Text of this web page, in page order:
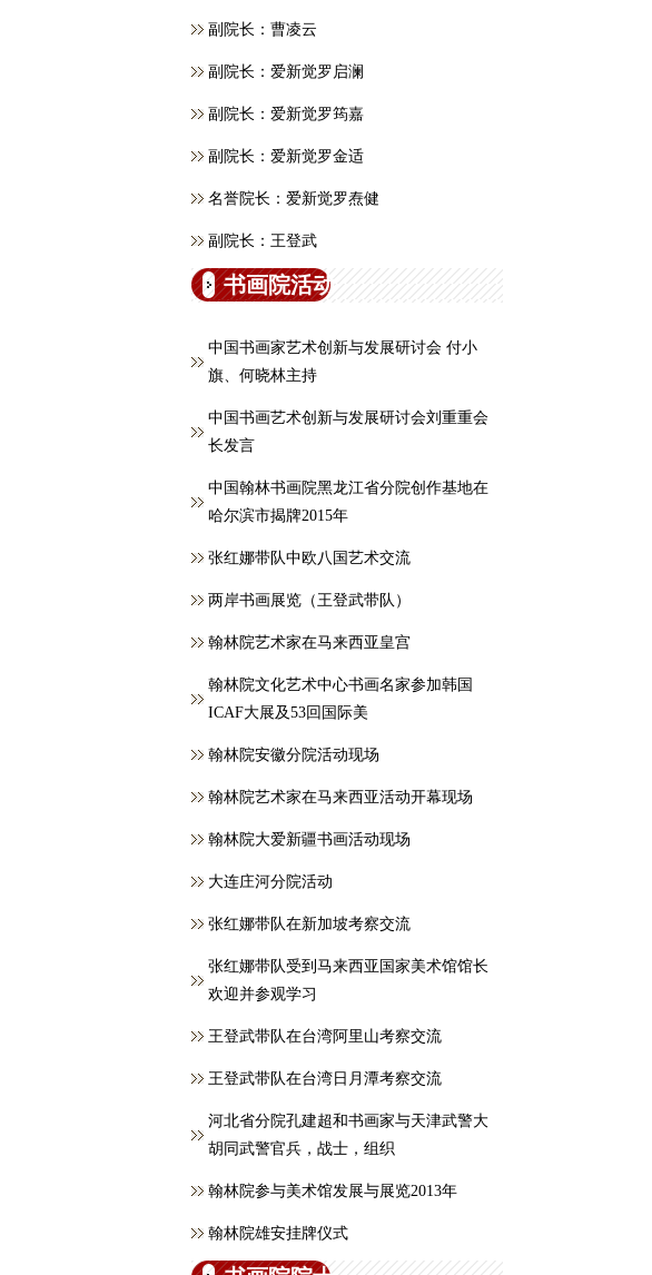
副院长：曹凌云
副院长：爱新觉罗启澜
副院长：爱新觉罗筠嘉
副院长：爱新觉罗金适
名誉院长：爱新觉罗焘健
副院长：王登武
书画院活动
中国书画家艺术创新与发展研讨会 付小
旗、何晓林主持
中国书画艺术创新与发展研讨会刘重重会
长发言
中国翰林书画院黑龙江省分院创作基地在
哈尔滨市揭牌2015年
张红娜带队中欧八国艺术交流
两岸书画展览（王登武带队）
翰林院艺术家在马来西亚皇宫
翰林院文化艺术中心书画名家参加韩国
ICAF大展及53回国际美
翰林院安徽分院活动现场
翰林院艺术家在马来西亚活动开幕现场
翰林院大爱新疆书画活动现场
大连庄河分院活动
张红娜带队在新加坡考察交流
张红娜带队受到马来西亚国家美术馆馆长
欢迎并参观学习
王登武带队在台湾阿里山考察交流
王登武带队在台湾日月潭考察交流
河北省分院孔建超和书画家与天津武警大
胡同武警官兵，战士，组织
翰林院参与美术馆发展与展览2013年
翰林院雄安挂牌仪式